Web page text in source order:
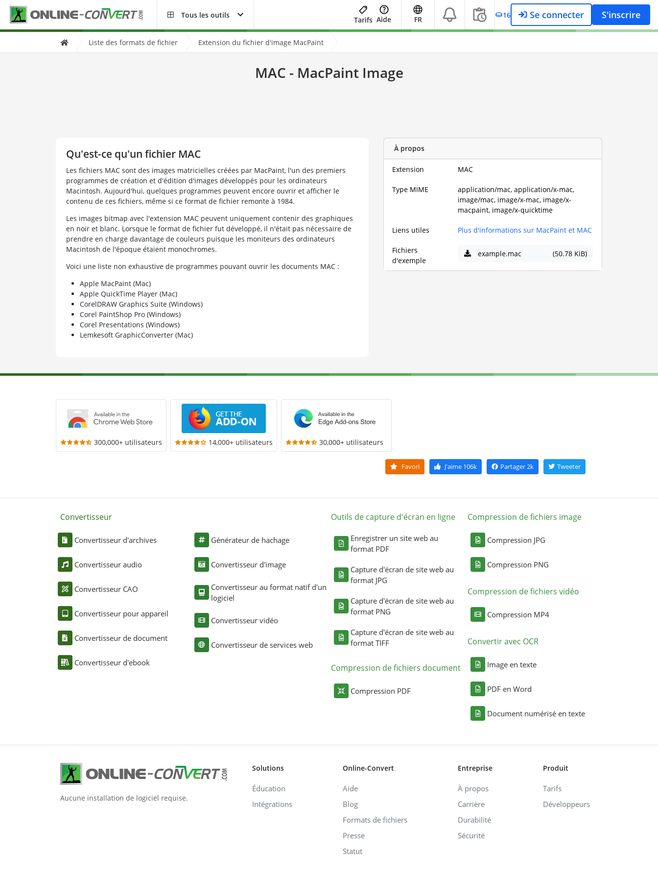
Tous les outils
Tarifs Aide FR 16 Se connecter S'inscrire
Liste des formats de fichier Extension du fichier d'image MacPaint
MAC - MacPaint Image
Qu'est-ce qu'un fichier MAC
Les fichiers MAC sont des images matricielles créées par MacPaint, l'un des premiers
programmes de création et d'édition d'images développés pour les ordinateurs
Macintosh. Aujourd'hui, quelques programmes peuvent encore ouvrir et afficher le
contenu de ces fichiers, même si ce format de fichier remonte à 1984.
Les images bitmap avec l'extension MAC peuvent uniquement contenir des graphiques
en noir et blanc. Lorsque le format de fichier fut développé, il n'était pas nécessaire de
prendre en charge davantage de couleurs puisque les moniteurs des ordinateurs
Macintosh de l'époque étaient monochromes.
Voici une liste non exhaustive de programmes pouvant ouvrir les documents MAC :
Apple MacPaint (Mac)
Apple QuickTime Player (Mac)
CorelDRAW Graphics Suite (Windows)
Corel PaintShop Pro (Windows)
Corel Presentations (Windows)
Lemkesoft GraphicConverter (Mac)
À propos
Extension MAC
Type MIME
application/mac, application/x-mac,
image/mac, image/x-mac, image/x-
macpaint, image/x-quicktime
Liens utiles Plus d'informations sur MacPaint et MAC
Fichiers
d'exemple
example.mac (50.78 KiB)
300,000+ utilisateurs 14,000+ utilisateurs 30,000+ utilisateurs
Favori J'aime106k Partager 2k Tweeter
Convertisseur
Convertisseur d'archives
Convertisseur audio
Convertisseur CAO
Convertisseur pour appareil
Convertisseur de document
Convertisseur d'ebook
Générateur de hachage
Convertisseur d'image
Convertisseur au format natif d'un
logiciel
Convertisseur vidéo
Convertisseur de services web
Outils de capture d'écran en ligne
Enregistrer un site web au
format PDF
Capture d'écran de site web au
format JPG
Capture d'écran de site web au
format PNG
Capture d'écran de site web au
format TIFF
Compression de fichiers document
Compression PDF
Compression de fichiers image
Compression JPG
Compression PNG
Compression de fichiers vidéo
Compression MP4
Convertir avec OCR
Image en texte
PDF en Word
Document numérisé en texte
Aucune installation de logiciel requise.
Solutions
Éducation
Intégrations
Online-Convert
Aide
Blog
Formats de fichiers
Presse
Statut
Entreprise
À propos
Carrière
Durabilité
Sécurité
Produit
Tarifs
Développeurs